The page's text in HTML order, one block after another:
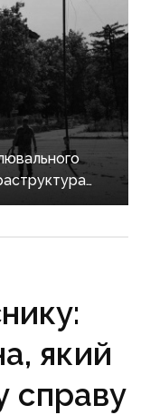
який
справу